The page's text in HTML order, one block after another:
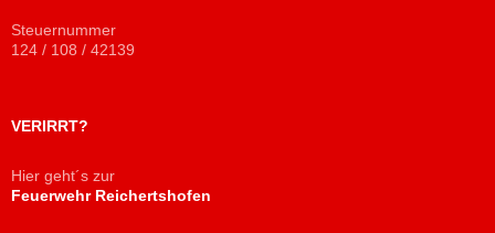
Steuernummer
124 / 108 / 42139
VERIRRT?
Hier geht´s zur
Feuerwehr Reichertshofen